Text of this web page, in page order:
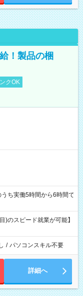
！製品の梱
クOK
)のスピード就業が可能】
/ パソコンスキル不要
詳細へ